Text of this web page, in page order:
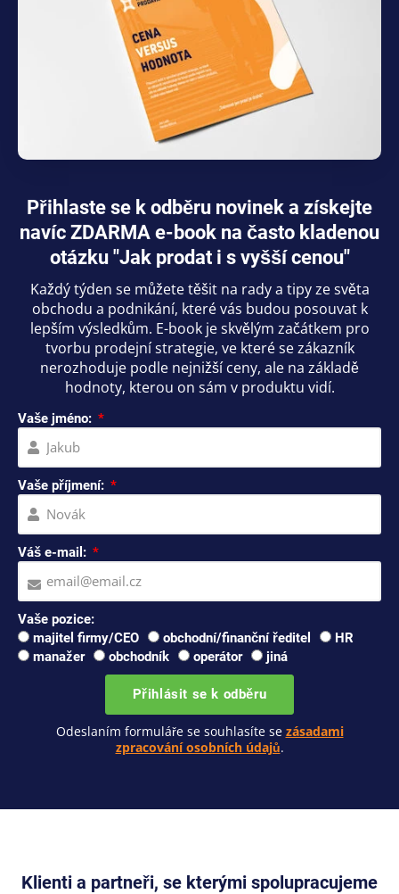
Přihlaste se k odběru novinek a získejte
navíc ZDARMA e-book na často kladenou
otázku "Jak prodat i s vyšší cenou"
Každý týden se můžete těšit na rady a tipy ze světa
obchodu a podnikání, které vás budou posouvat k
lepším výsledkům. E-book je skvělým začátkem pro
tvorbu prodejní strategie, ve které se zákazník
nerozhoduje podle nejnižší ceny, ale na základě
hodnoty, kterou on sám v produktu vidí.
Vaše jméno:
Vaše příjmení:
Váš e-mail:
Vaše pozice:
majitel firmy/CEO
obchodní/finanční ředitel
HR
manažer
obchodník operátor jiná
Přihlásit se k odběru
Odeslaním formuláře se souhlasíte se zásadami
zpracování osobních údajů.
Klienti a partneři, se kterými spolupracujeme